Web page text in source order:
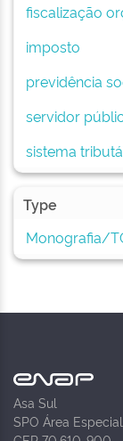
fiscalização
imposto
previdência
servidor
sistema
Type
Monografia/
Asa Sul
SPO Área